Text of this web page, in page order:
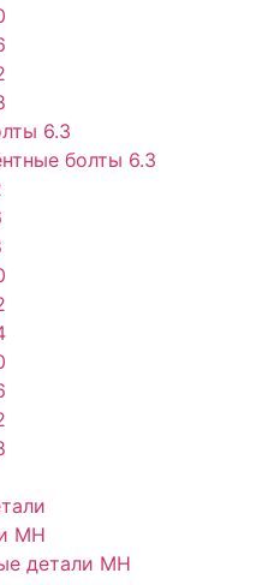
6.3
болты 6.3
МН
детали МН